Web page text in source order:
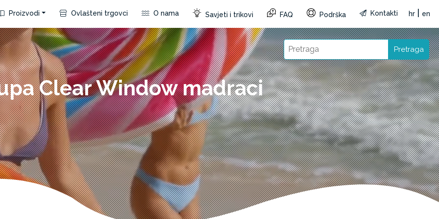
Proizvodi Ovlašteni trgovci O nama Savjeti i trikovi FAQ Podrška Kontakti hr en
Pretraga
Clear Window madraci